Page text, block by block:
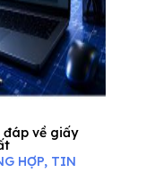
đáp về giấy
HỢP, TIN